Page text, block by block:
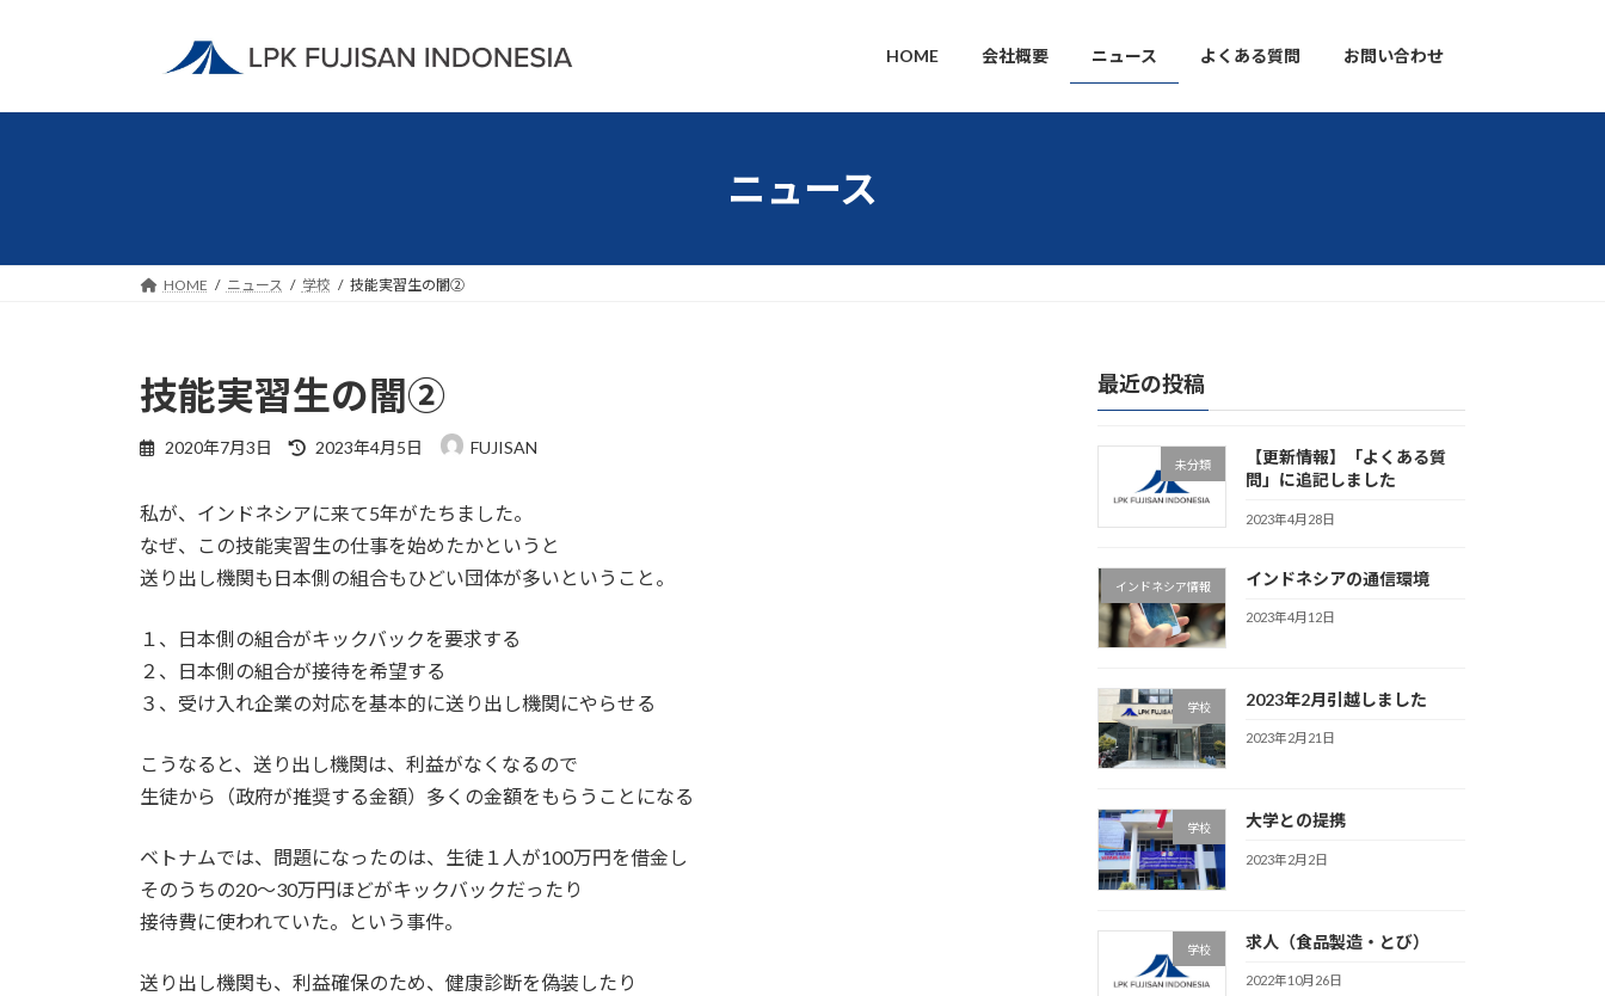
プ
動
HOME 会社概要 ニュース よくある質問 お問い合わせ
ニュース
HOME ニュース 学校 技能実習生の闇②
技能実習生の闇②
2020年7月3日
最
新
日
:
2023年4月5日 FUJISAN
私が、インドネシアに来て5年がたちました。
なぜ、この技能実習生の仕事を始めたかというと
送り出し機関も日本側の組合もひどい団体が多いということ。
１、日本側の組合がキックバックを要求する
２、日本側の組合が接待を希望する
３、受け入れ企業の対応を基本的に送り出し機関にやらせる
こうなると、送り出し機関は、利益がなくなるので
生徒から（政府が推奨する金額）多くの金額をもらうことになる
ベトナムでは、問題になったのは、生徒１人が100万円を借金し
そのうちの20～30万円ほどがキックバックだったり
接待費に使われていた。という事件。
送り出し機関も、利益確保のため、健康診断を偽装したり
最近の投稿
未分類
【更新情報】「よくある質
問」に追記しました
2023年4月28日
インドネシア情報 インドネシアの通信環境
2023年4月12日
学校 2023年2月引越しました
2023年2月21日
学校 大学との提携
2023年2月2日
学校 求人（食品製造・とび）
2022年10月26日